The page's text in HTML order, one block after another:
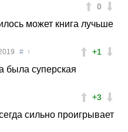
0
может книга лучьше
+1
# ↑
была суперская
+3
сильно проигрывает